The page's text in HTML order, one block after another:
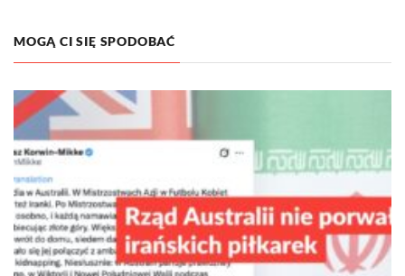
MOGĄ CI SIĘ SPODOBAĆ